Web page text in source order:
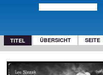
TITEL ÜBERSICHT SEITE